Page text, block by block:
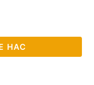
НАС